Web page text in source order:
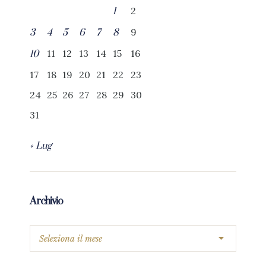
1
2
3
4 5 6 7 8
9
10
11 12 13 14 15
16
17
18 19 20 21 22
23
24 25 26 27 28 29
30
31
« Lug
Archivio